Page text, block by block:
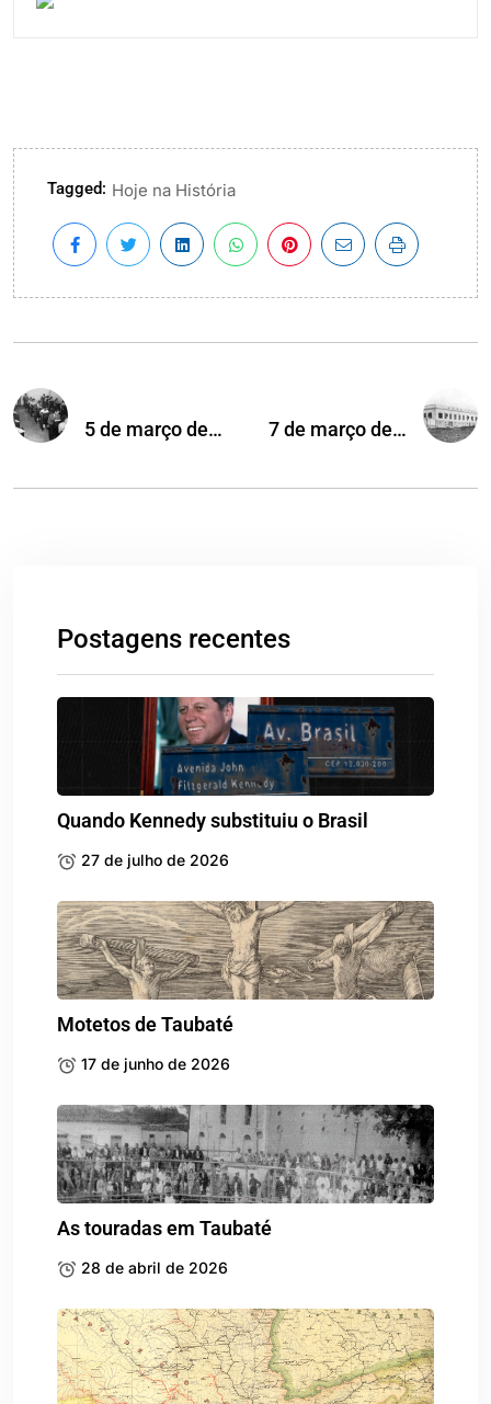
Tagged: Hoje na História
5 de março de… 7 de março de…
Postagens recentes
Quando Kennedy substituiu o Brasil
27 de julho de 2026
Motetos de Taubaté
17 de junho de 2026
As touradas em Taubaté
28 de abril de 2026